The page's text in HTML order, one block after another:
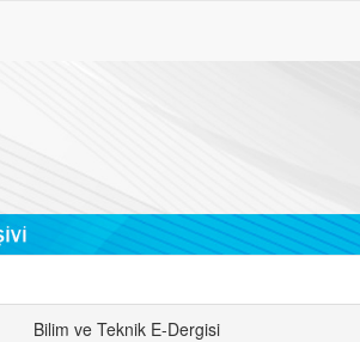
Bilim ve Teknik E-Dergisi